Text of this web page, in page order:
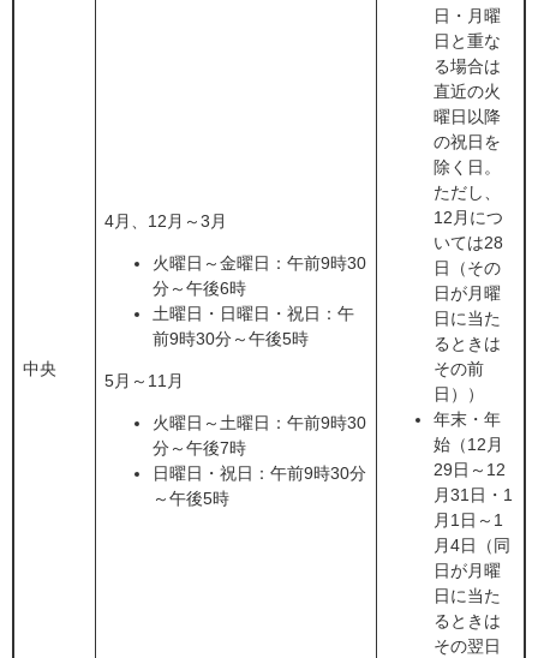
中央
4月、12月～3月
火曜日～金曜日：午前9時30
分～午後6時
土曜日・日曜日・祝日：午
前9時30分～午後5時
5月～11月
火曜日～土曜日：午前9時30
分～午後7時
日曜日・祝日：午前9時30分
～午後5時
日・月曜
日と重な
る場合は
直近の火
曜日以降
の祝日を
除く日。
ただし、
12月につ
いては28
日（その
日が月曜
日に当た
るときは
その前
日）​​
）
年末・年
始（12月
29日～12
月31日・1
月1日～1
月4日
（同
日が月曜
日に当た
るときは
その翌日